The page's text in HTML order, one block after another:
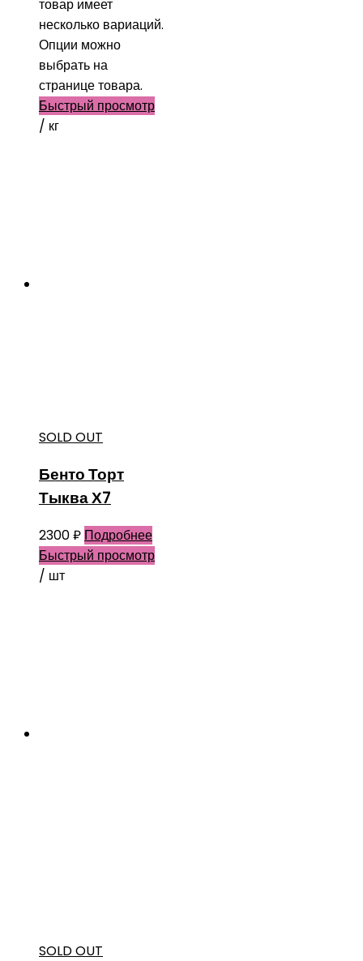
товар имеет
несколько вариаций.
Опции можно
выбрать на
странице товара.
Быстрый просмотр
/ кг
SOLD OUT
Бенто Торт
Тыква Х7
2300₽ Подробнее
Быстрый просмотр
/ шт
SOLD OUT